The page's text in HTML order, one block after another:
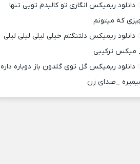
دانلود ریمیکس انگاری تو کالبدم تویی تنها
که میتونم
دانلود ریمیکس دلتنگتم خیلی لیلی لیلی لیلی
میکس ترکیبی
دانلود ریمیکس گل توی گلدون باز دوباره داره
_صدای زن